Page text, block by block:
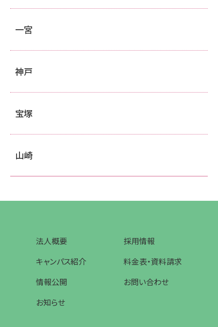
一宮
神戸
宝塚
山崎
法人概要
キャンパス紹介
情報公開
お知らせ
採用情報
料金表・資料請求
お問い合わせ